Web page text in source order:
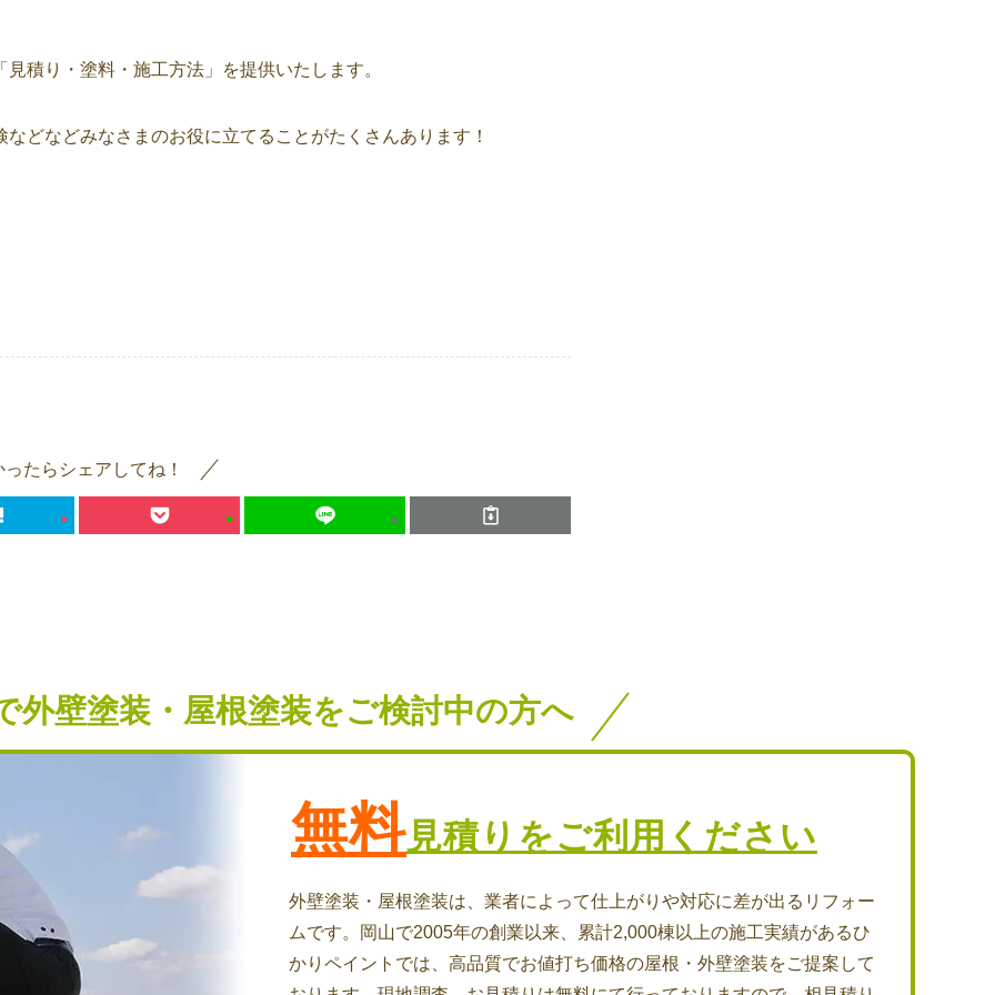
積り・塗料・施工方法」を提供いたします。
どなどみなさまのお役に立てることがたくさんあります！
ったらシェアしてね！
外壁塗装・屋根塗装をご検討中の方へ
無料見積りをご利用ください
外壁塗装・屋根塗装は、業者によって仕上がりや対応に差が出るリフォー
ムです。岡山で2005年の創業以来、累計2,000棟以上の施工実績があるひ
かりペイントでは、高品質でお値打ち価格の屋根・外壁塗装をご提案して